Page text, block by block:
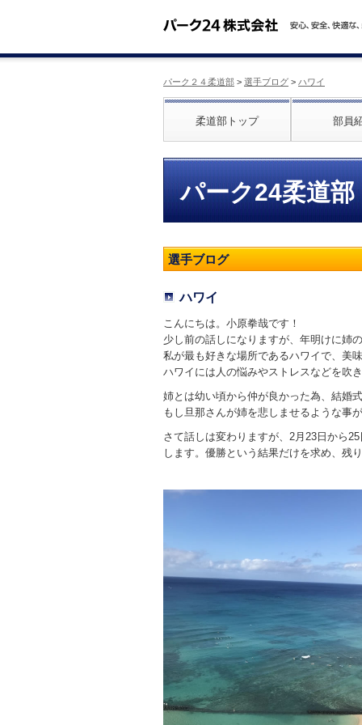
パーク２４柔道部 > 選手ブログ > ハワイ
柔道部トップ 部員
パーク24柔道部
選手ブログ
ハワイ
こんにちは。小原拳哉です！
少し前の話しになりますが、年明けに姉
私が最も好きな場所であるハワイで、美
ハワイには人の悩みやストレスなどを吹
姉とは幼い頃から仲が良かった為、結婚
もし旦那さんが姉を悲しませるような事
さて話しは変わりますが、2月23日から
します。優勝という結果だけを求め、残